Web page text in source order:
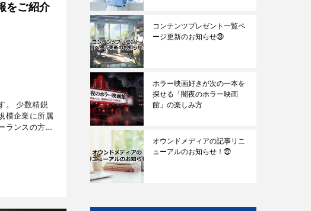
をご紹介
。 少数精鋭
模企業に所属
ランスの方々
コンテンツプレゼント一覧ペ
ージ更新のお知らせ㉓
ホラー映画好きが次の一本を
探せる「闇夜のホラー映画
館」の楽しみ方
オウンドメディアの記事リニ
ューアルのお知らせ！㉒